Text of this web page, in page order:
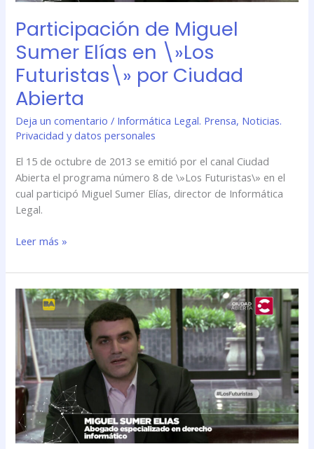
Participación de Miguel
Sumer Elías en \»Los
Futuristas\» por Ciudad
Abierta
Deja un comentario / Informática Legal. Prensa, Noticias.
Privacidad y datos personales
El 15 de octubre de 2013 se emitió por el canal Ciudad
Abierta el programa número 8 de \»Los Futuristas\» en el
cual participó Miguel Sumer Elías, director de Informática
Legal.
Leer más »
Participación
de
Miguel
Sumer
Elías
en
\»Los
Futuristas\»
por
Ciudad